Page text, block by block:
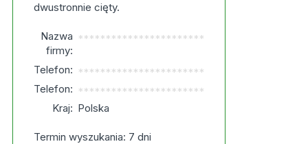
dwustronnie cięty.
Nazwa
firmy:
***********************
Telefon: ***********************
Telefon: ***********************
Kraj: Polska
Termin wyszukania: 7 dni